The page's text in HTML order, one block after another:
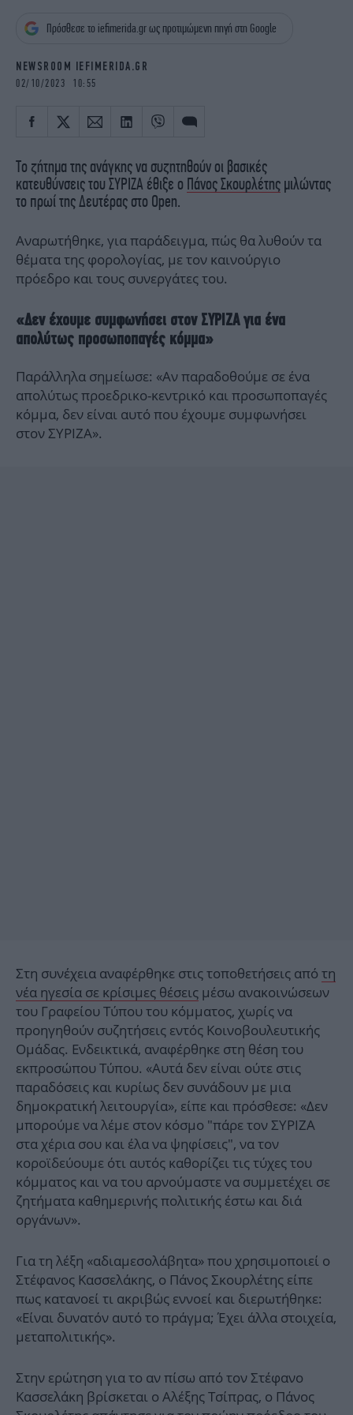
OSCARS
THE OCEAN
Πρόσθεσε το iefimerida.gr ως προτιμώμενη πηγή στη Google
NEWSROOM IEFIMERIDA.GR
02/10/2023 10:55
Το ζήτημα της ανάγκης να συζητηθούν οι βασικές
κατευθύνσεις του ΣΥΡΙΖΑ έθιξε ο Πάνος Σκουρλέτης μιλώντας
το πρωί της Δευτέρας στο Open.
Αναρωτήθηκε, για παράδειγμα, πώς θα λυθούν τα
θέματα της φορολογίας, με τον καινούργιο
πρόεδρο και τους συνεργάτες του.
«Δεν έχουμε συμφωνήσει στον ΣΥΡΙΖΑ για ένα
απολύτως προσωποπαγές κόμμα»
Παράλληλα σημείωσε: «Aν παραδοθούμε σε ένα
απολύτως προεδρικο-κεντρικό και προσωποπαγές
κόμμα, δεν είναι αυτό που έχουμε συμφωνήσει
στον ΣΥΡΙΖΑ».
Στη συνέχεια αναφέρθηκε στις τοποθετήσεις από τη
νέα ηγεσία σε κρίσιμες θέσεις μέσω ανακοινώσεων
του Γραφείου Τύπου του κόμματος, χωρίς να
προηγηθούν συζητήσεις εντός Κοινοβουλευτικής
Ομάδας. Ενδεικτικά, αναφέρθηκε στη θέση του
εκπροσώπου Τύπου. «Αυτά δεν είναι ούτε στις
παραδόσεις και κυρίως δεν συνάδουν με μια
δημοκρατική λειτουργία», είπε και πρόσθεσε: «Δεν
μπορούμε να λέμε στον κόσμο "πάρε τον ΣΥΡΙΖΑ
στα χέρια σου και έλα να ψηφίσεις", να τον
κοροϊδεύουμε ότι αυτός καθορίζει τις τύχες του
κόμματος και να του αρνούμαστε να συμμετέχει σε
ζητήματα καθημερινής πολιτικής έστω και διά
οργάνων».
Για τη λέξη «αδιαμεσολάβητα» που χρησιμοποιεί ο
Στέφανος Κασσελάκης, ο Πάνος Σκουρλέτης είπε
πως κατανοεί τι ακριβώς εννοεί και διερωτήθηκε:
«Είναι δυνατόν αυτό το πράγμα; Έχει άλλα στοιχεία,
μεταπολιτικής».
Στην ερώτηση για το αν πίσω από τον Στέφανο
Κασσελάκη βρίσκεται ο Αλέξης Τσίπρας, ο Πάνος